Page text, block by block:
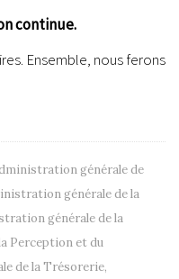
continue.
Ensemble, nous ferons
générale de
générale de la
générale de la
Perception et du
de la Trésorerie,